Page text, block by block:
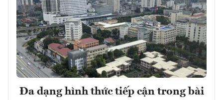
Đa dạng hình thức tiếp cận trong bài